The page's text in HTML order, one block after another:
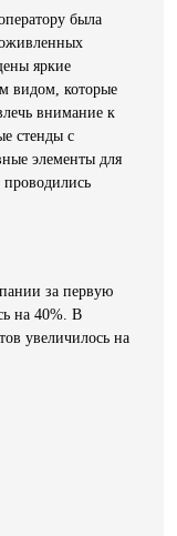
была
яркие
видом, которые
внимание к
стенды с
элементы для
за первую
на 40%. В
увеличилось на